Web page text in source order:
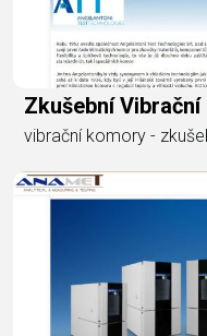
Zkušební
vibrační komory -